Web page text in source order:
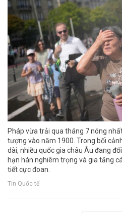
Pháp vừa trải qua tháng 7 nóng
tượng vào năm 1900. Trong bối
dài, nhiều quốc gia châu Âu đang
hạn hán nghiêm trọng và gia tăng
tiết cực đoan.
Tin Quốc tế